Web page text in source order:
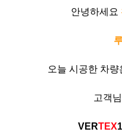
안녕하세요
오늘 시공한 차
고객
VERTEX